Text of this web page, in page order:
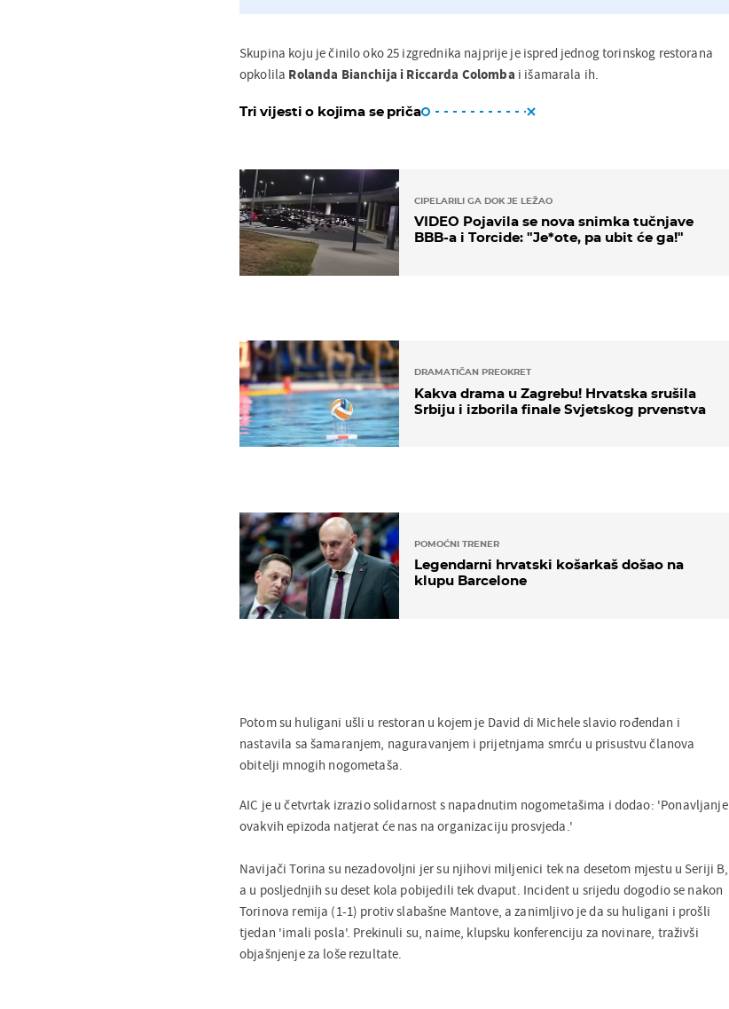
Skupina koju je činilo oko 25 izgrednika najprije je ispred jednog torinskog restorana
opkolila Rolanda Bianchija i Riccarda Colomba i išamarala ih.
Tri vijesti o kojima se priča
CIPELARILI GA DOK JE LEŽAO
VIDEO Pojavila se nova snimka tučnjave
BBB-a i Torcide: "Je*ote, pa ubit će ga!"
DRAMATIČAN PREOKRET
Kakva drama u Zagrebu! Hrvatska srušila
Srbiju i izborila finale Svjetskog prvenstva
POMOĆNI TRENER
Legendarni hrvatski košarkaš došao na
klupu Barcelone
Potom su huligani ušli u restoran u kojem je David di Michele slavio rođendan i
nastavila sa šamaranjem, naguravanjem i prijetnjama smrću u prisustvu članova
obitelji mnogih nogometaša.
AIC je u četvrtak izrazio solidarnost s napadnutim nogometašima i dodao: 'Ponavljanje
ovakvih epizoda natjerat će nas na organizaciju prosvjeda.'
Navijači Torina su nezadovoljni jer su njihovi miljenici tek na desetom mjestu u Seriji B,
a u posljednjih su deset kola pobijedili tek dvaput. Incident u srijedu dogodio se nakon
Torinova remija (1-1) protiv slabašne Mantove, a zanimljivo je da su huligani i prošli
tjedan 'imali posla'. Prekinuli su, naime, klupsku konferenciju za novinare, traživši
objašnjenje za loše rezultate.